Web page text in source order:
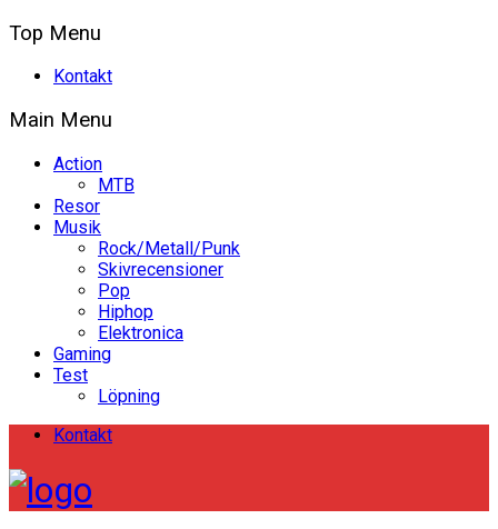
Top Menu
Kontakt
Main Menu
Action
MTB
Resor
Musik
Rock/Metall/Punk
Skivrecensioner
Pop
Hiphop
Elektronica
Gaming
Test
Löpning
Kontakt